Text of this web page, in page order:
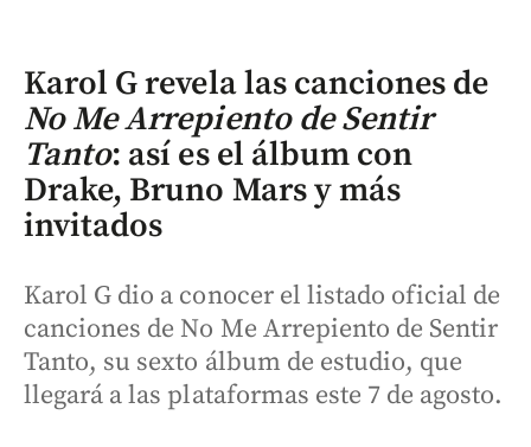
Karol G revela las canciones de
No Me Arrepiento de Sentir
Tanto: así es el álbum con
Drake, Bruno Mars y más
invitados
Karol G dio a conocer el listado oficial de
canciones de No Me Arrepiento de Sentir
Tanto, su sexto álbum de estudio, que
llegará a las plataformas este 7 de agosto.